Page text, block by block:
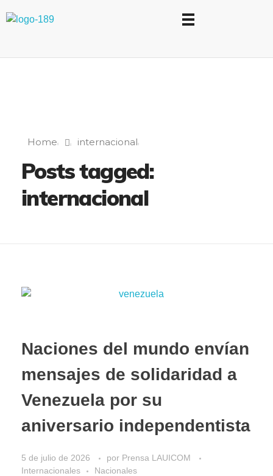
Home internacional
Posts tagged:
internacional
Naciones del mundo envían
mensajes de solidaridad a
Venezuela por su
aniversario independentista
5 de julio de 2026 por Prensa LAUICOM
Internacionales
Nacionales